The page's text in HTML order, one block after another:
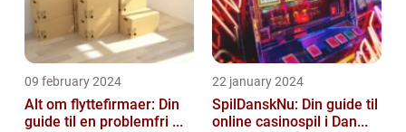
09 february 2024
Alt om flyttefirmaer: Din
guide til en problemfri ...
22 january 2024
SpilDanskNu: Din guide til
online casinospil i Dan...